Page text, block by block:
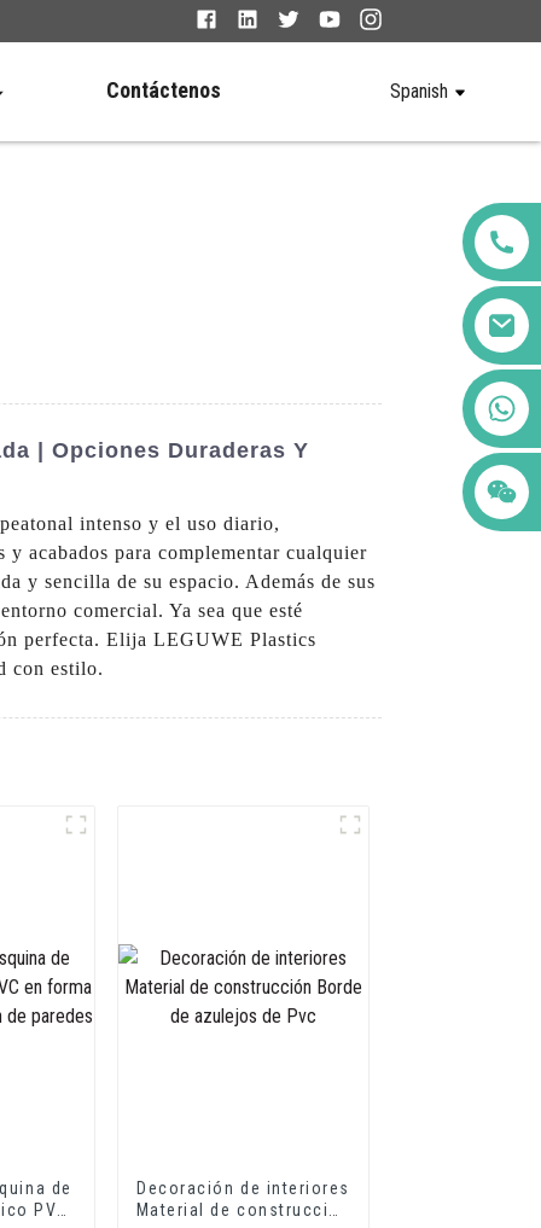
Contáctenos Spanish
+86 123456789122
| Opciones Duraderas Y
intenso y el uso diario,
acabados para complementar cualquier
y sencilla de su espacio. Además de sus
comercial. Ya sea que esté
perfecta. Elija LEGUWE Plastics
con estilo.
de
PVC
Decoración de interiores
Material de construcción